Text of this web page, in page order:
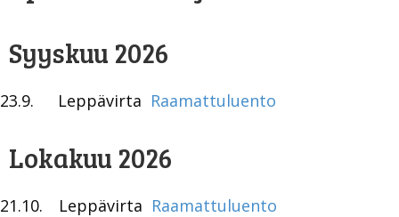
Syyskuu 2026
23.9. Leppävirta Raamattuluento
Lokakuu 2026
21.10. Leppävirta Raamattuluento